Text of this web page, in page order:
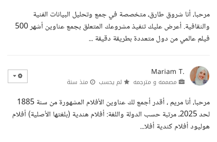
مرحبا، أنا شروق طارق، متخصصة في جمع وتحليل البيانات الفنية
والثقافية. أعرض عليك تنفيذ مشروعك المتعلق بجمع عناوين أشهر 500
فيلم عالمي من دول متعددة بطريقة دقيقة ...
Mariam T.
مصممه و مترجمه لم يحسب منذ سنة
مرحبا، أنا مريم ، أقدر أجمع لك عناوين الأفلام المشهورة من سنة 1885
لحد 2025، مرتبة حسب الدولة واللغة: أفلام هندية (بلغتها الأصلية) أفلام
هوليود أفلام كندية أفلا...